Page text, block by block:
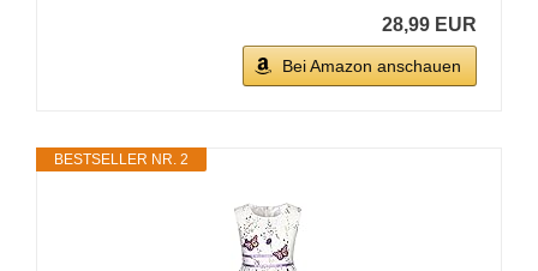
28,99 EUR
Bei Amazon anschauen
BESTSELLER NR. 2